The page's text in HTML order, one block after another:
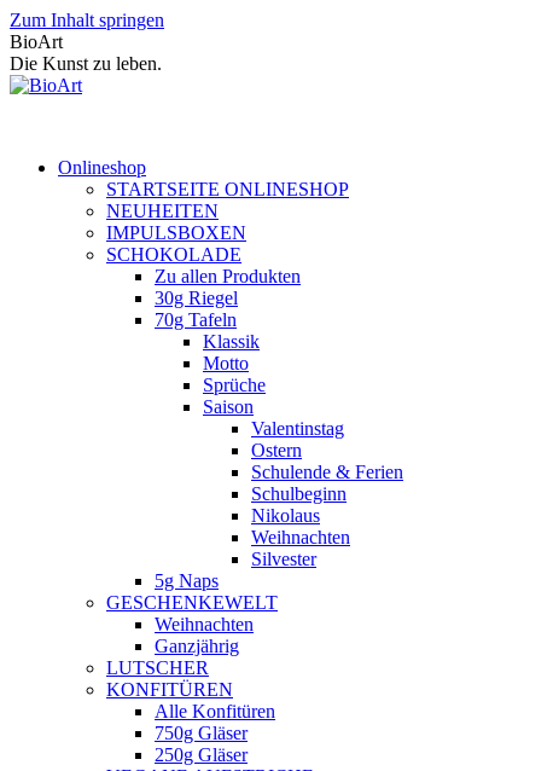
Zum Inhalt springen
BioArt
Die Kunst zu leben.
Onlineshop
STARTSEITE ONLINESHOP
NEUHEITEN
IMPULSBOXEN
SCHOKOLADE
Zu allen Produkten
30g Riegel
70g Tafeln
Klassik
Motto
Sprüche
Saison
Valentinstag
Ostern
Schulende & Ferien
Schulbeginn
Nikolaus
Weihnachten
Silvester
5g Naps
GESCHENKEWELT
Weihnachten
Ganzjährig
LUTSCHER
KONFITÜREN
Alle Konfitüren
750g Gläser
250g Gläser